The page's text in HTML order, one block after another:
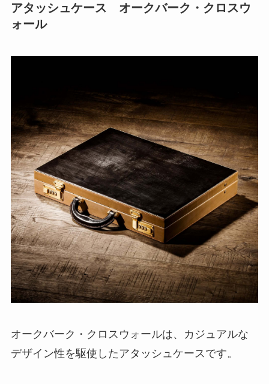
アタッシュケース オークバーク・クロスウ
ォール
オークバーク・クロスウォールは、カジュアルな
デザイン性を駆使したアタッシュケースです。